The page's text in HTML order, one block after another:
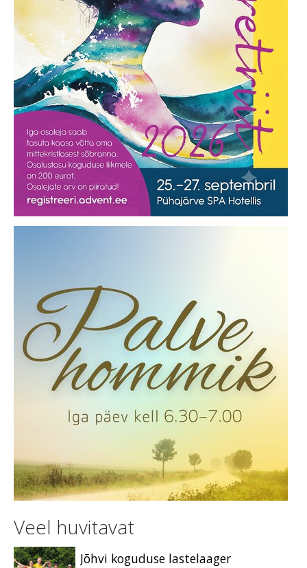
Veel huvitavat
Jõhvi koguduse lastelaager